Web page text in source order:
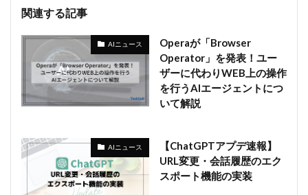
関連する記事
AIニュース
Operaが「Browser
Operator」を発表！ユー
ザーに代わりWEB上の操作
を行うAIエージェントにつ
いて解説
AIニュース
【ChatGPTアプデ速報】
URL変更・会話履歴のエク
スポート機能の実装